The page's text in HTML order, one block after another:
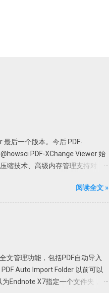
最后一个版本。今后 PDF-
PDF-XChange Viewer 始
缩技术、高级内存管理支持对
或者升级为 Pro 版； 支持 32 位和
接解压到根目录或者解压到当前
限制，但是一般使用无压力。
使用文字识别。
，复制 X86 或者 X64 文件夹内
链接:
阅读全文 »
文管理功能，包括PDF自动导入
Auto Import Folder 以前可以
Endnote X7指定一个文件夹，只